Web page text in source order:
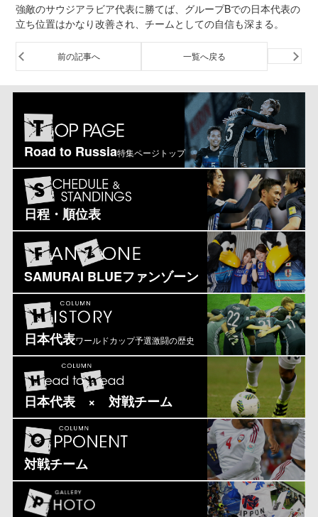
強敵のサウジアラビア代表に勝てば、グループBでの日本代表の
立ち位置はかなり改善され、チームとしての自信も深まる。
前の記事へ 一覧へ戻る
Road to Russia特集ページトップ
日程・順位表
SAMURAI BLUEファンゾーン
日本代表ワールドカップ予選激闘の歴史
日本代表 × 対戦チーム
対戦チーム